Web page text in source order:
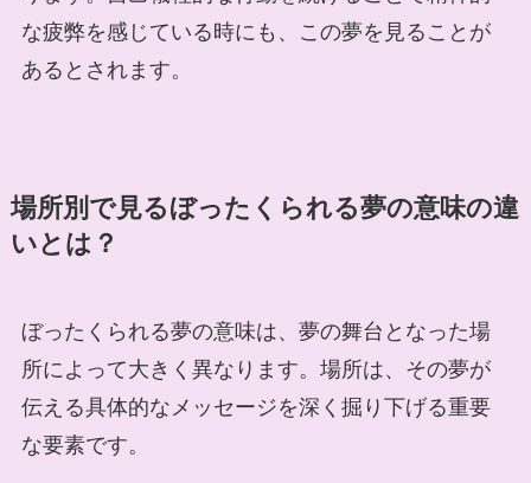
な疲弊を感じている時にも、この夢を見ることが
あるとされます。
場所別で見るぼったくられる夢の意味の違
いとは？
ぼったくられる夢の意味は、夢の舞台となった場
所によって大きく異なります。場所は、その夢が
伝える具体的なメッセージを深く掘り下げる重要
な要素です。